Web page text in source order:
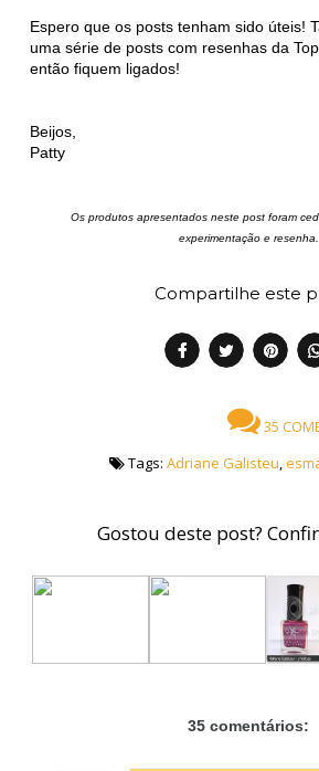
Espero que os posts tenham sido úteis!
uma série de posts com resenhas da
então fiquem ligados!
Beijos,
Patty
Os produtos apresentados neste post foram
experimentação e resenha.
Compartilhe este
35
Tags: Adriane Galisteu,
Gostou deste post?
35 comentários: